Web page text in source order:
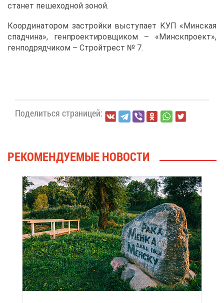
ста­нет пе­ше­ход­ной зо­ной.
Ко­ор­ди­на­то­ром за­строй­ки вы­сту­па­ет КУП «Мин­ская
спад­чи­на», ген­про­ек­ти­ров­щи­ком – «Мин­ск­про­ект»,
ген­под­ряд­чи­ком – Строй­т­рест № 7.
По­де­лить­ся стра­ни­цей:
РЕ­КО­МЕН­ДУ­Е­МЫЕ НО­ВО­СТИ